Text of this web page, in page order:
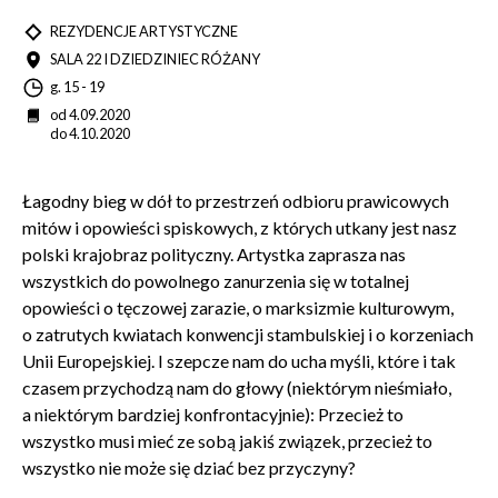
w celu skorzystania z usługi newsletter.
Administratorem danych osobowych jest Centrum
osobowych, które są zawarte wPolityce prywatności.
WYŚLIJ
TYP REZYDENCJE ARTYSTYCZNE
MIEJSCESALA 22 I DZIEDZINIEC RÓŻANY
Godzinag. 15 - 19
Dataod 4.09.2020
do 4.10.2020
Łagodny bieg w dół to przestrzeń odbioru prawicowych
mitów i opowieści spiskowych, z których utkany jest nasz
polski krajobraz polityczny. Artystka zaprasza nas
wszystkich do powolnego zanurzenia się w totalnej
opowieści o tęczowej zarazie, o marksizmie kulturowym,
o zatrutych kwiatach konwencji stambulskiej i o korzeniach
Unii Europejskiej. I szepcze nam do ucha myśli, które i tak
czasem przychodzą nam do głowy (niektórym nieśmiało,
a niektórym bardziej konfrontacyjnie): Przecież to
wszystko musi mieć ze sobą jakiś związek, przecież to
wszystko nie może się dziać bez przyczyny?